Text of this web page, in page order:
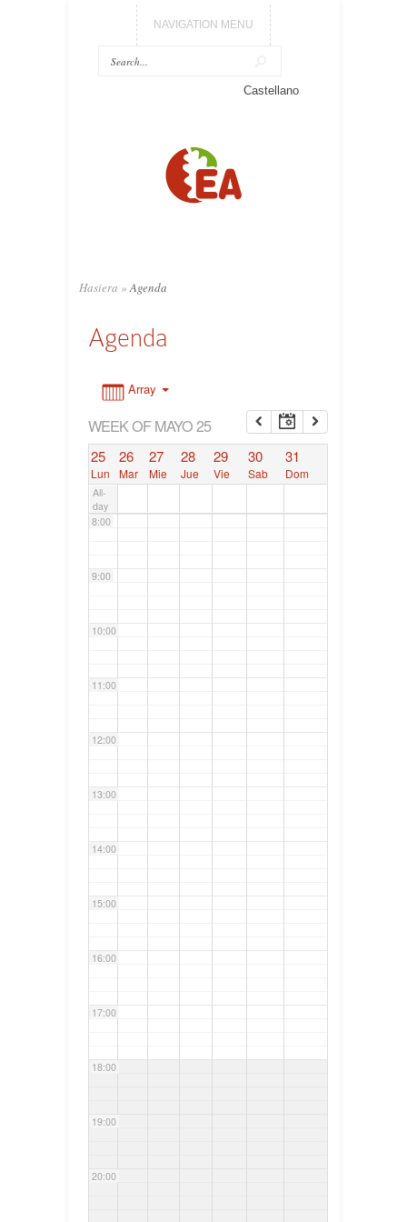
NAVIGATION MENU
Castellano
Hasiera » Agenda
Agenda
Array
WEEK OF MAYO 25
25
Lun
26
Mar
27
Mie
28
Jue
29
Vie
30
Sab
31
Dom
All-
day
7:00
8:00
9:00
10:00
11:00
12:00
13:00
14:00
15:00
16:00
17:00
18:00
19:00
20:00